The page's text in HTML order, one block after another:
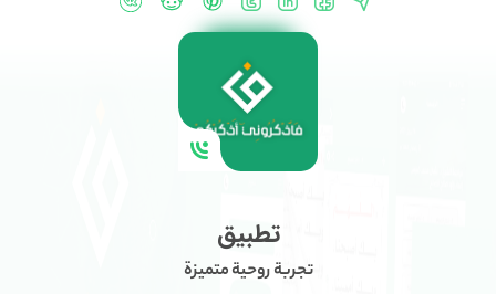
تطبيق
تجربة روحية متميزة